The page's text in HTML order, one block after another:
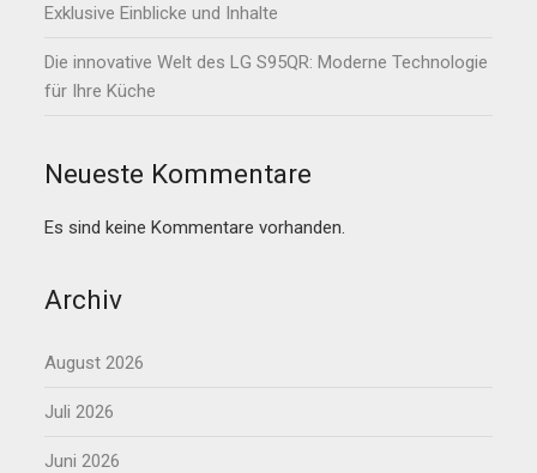
Exklusive Einblicke und Inhalte
Die innovative Welt des LG S95QR: Moderne Technologie
für Ihre Küche
Neueste Kommentare
Es sind keine Kommentare vorhanden.
Archiv
August 2026
Juli 2026
Juni 2026